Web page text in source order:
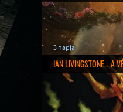
3 napja
IAN LIVINGSTONE - A